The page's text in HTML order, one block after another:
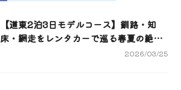
【道東2泊3日モデルコース】釧路・知
床・網走をレンタカーで巡る春夏の絶景
2026/03/25